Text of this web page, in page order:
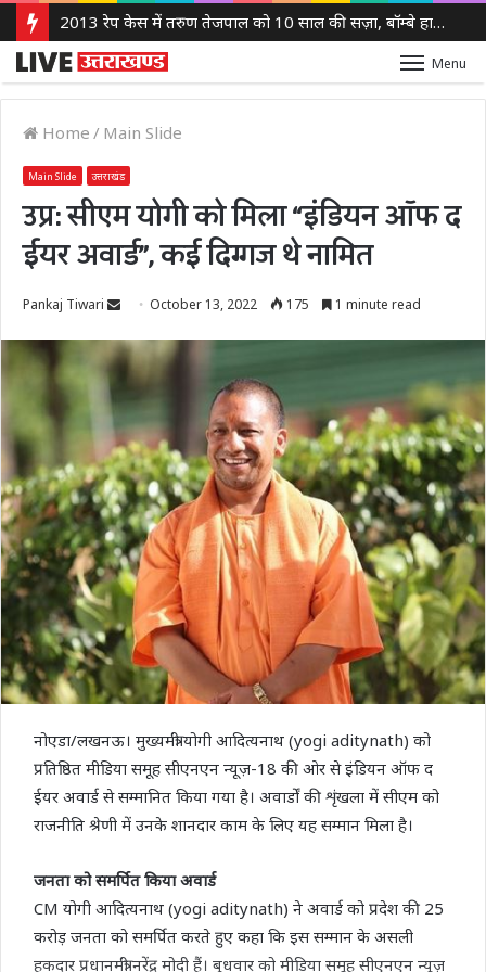
2013 रेप केस में तरुण तेजपाल को 10 साल की सज़ा, बॉम्बे हाई कोर्ट ने लगाया 10 लाख रुपये का जुर्माना
Menu
Home / Main Slide
Main Slide उत्तराखंड
उप्र: सीएम योगी को मिला “इंडियन ऑफ द
ईयर अवार्ड”, कई दिग्गज थे नामित
Pankaj Tiwari
Send
email
October 13, 2022 175 1 minute read
नोएडा/लखनऊ। मुख्यमंत्री योगी आदित्यनाथ (yogi aditynath) को
प्रतिष्ठित मीडिया समूह सीएनएन न्यूज़-18 की ओर से इंडियन ऑफ द
ईयर अवार्ड से सम्मानित किया गया है। अवार्डों की शृंखला में सीएम को
राजनीति श्रेणी में उनके शानदार काम के लिए यह सम्मान मिला है।
जनता को समर्पित किया अवार्ड
CM योगी आदित्यनाथ (yogi aditynath) ने अवार्ड को प्रदेश की 25
करोड़ जनता को समर्पित करते हुए कहा कि इस सम्मान के असली
हकदार प्रधानमंत्री नरेंद्र मोदी हैं। बुधवार को मीडिया समूह सीएनएन न्यूज़